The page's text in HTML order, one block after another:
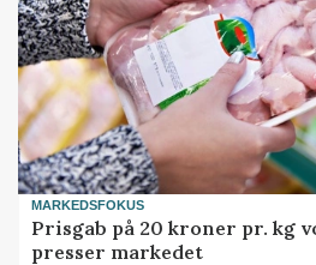
MARKEDSFOKUS
Prisgab på 20 kroner pr. kg
presser markedet